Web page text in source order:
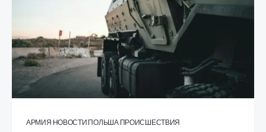
АРМИЯ НОВОСТИ ПОЛЬША ПРОИСШЕСТВИЯ